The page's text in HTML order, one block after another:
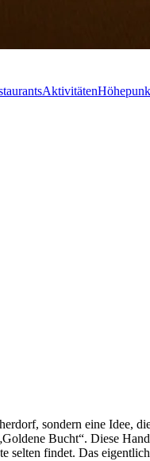
Aktivitäten
sondern eine Idee,
Bucht“. Diese
selten findet. Das